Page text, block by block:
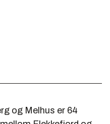
og Melhus er 64